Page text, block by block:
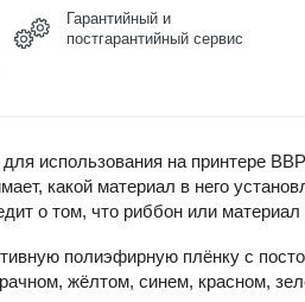
Гарантийный и
постгарантийный сервис
использования на принтере
какой материал в него
о том, что риббон или материал
полиэфирную плёнку с
жёлтом, синем, красном,